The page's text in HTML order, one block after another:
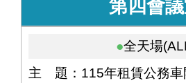
第四會
全天場
主 題：115年租賃公務車